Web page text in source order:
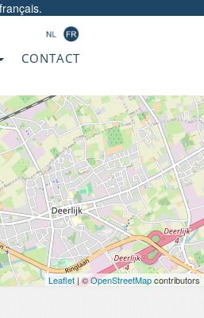
CONTACT
Leaflet | ©OpenStreetMapcontributors